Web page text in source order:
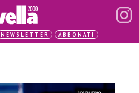
NEWSLETTER ABBONATI